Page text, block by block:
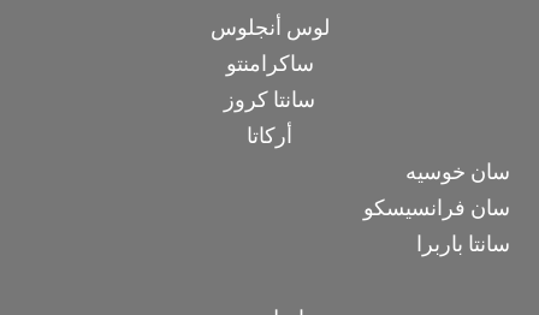
لوس أنجلوس
ساكرامنتو
سانتا كروز
أركاتا
سان خوسيه
سان فرانسيسكو
سانتا باربرا